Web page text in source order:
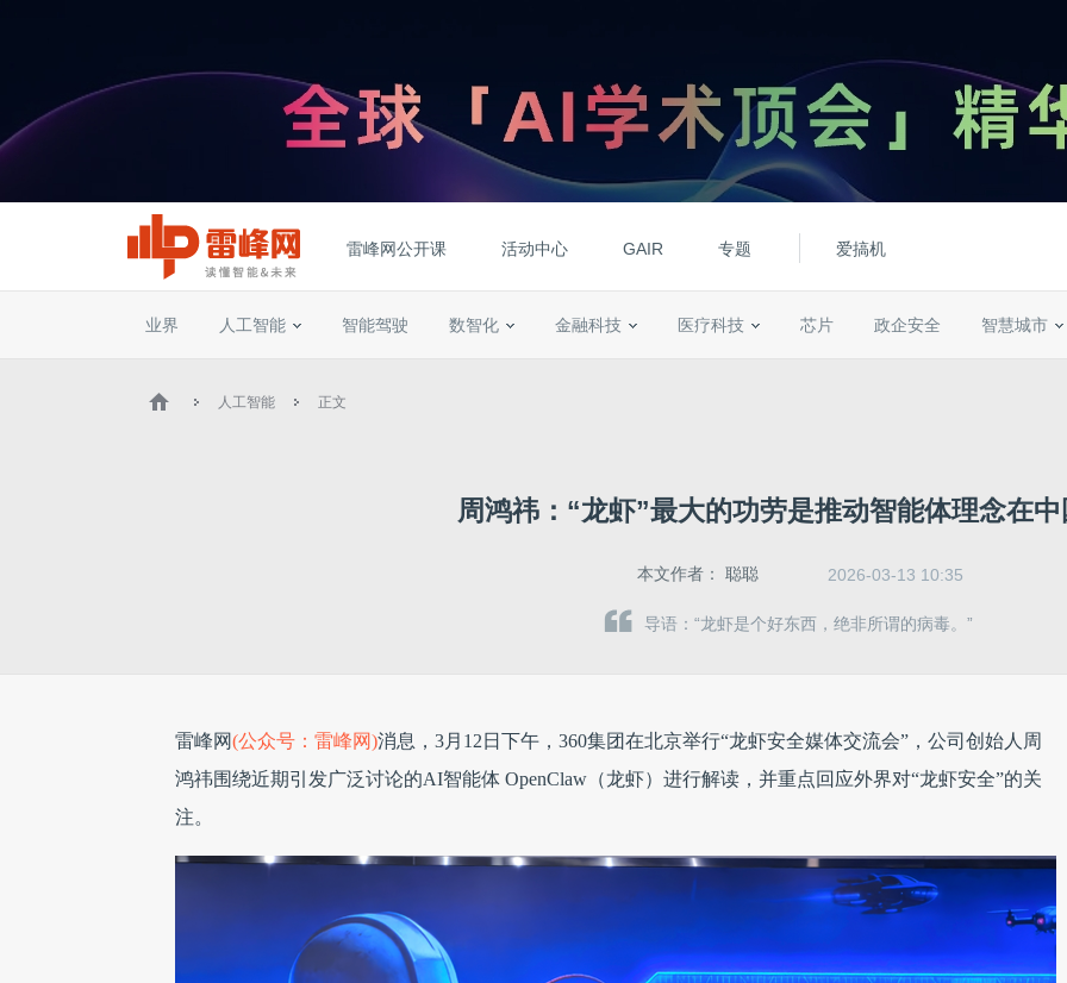
雷峰网公开课 活动中心 GAIR 专题 爱搞机
业界 人工智能 智能驾驶 数智化 金融科技 医疗科技 芯片 政企安全 智慧城市
人工智能 正文
周鸿祎：“龙虾”最大的功劳是推动智能体理念在
本文作者： 聪聪 2026-03-13 10:35
导语：“龙虾是个好东西，绝非所谓的病毒。”
雷峰网(公众号：雷峰网)消息，3月12日下午，360集团在北京举行“龙虾安全媒体交流会”，公司创始人周
鸿祎围绕近期引发广泛讨论的AI智能体 OpenClaw（龙虾）进行解读，并重点回应外界对“龙虾安全”的关
注。